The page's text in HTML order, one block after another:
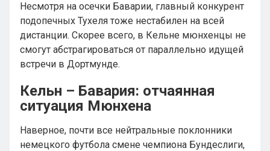
Несмотря на осечки Баварии, главный конкурент
подопечных Тухеля тоже нестабилен на всей
дистанции. Скорее всего, в Кельне мюнхенцы не
смогут абстрагироваться от параллельно идущей
встречи в Дортмунде.
Кельн – Бавария: отчаянная
ситуация Мюнхена
Наверное, почти все нейтральные поклонники
немецкого футбола смене чемпиона Бундеслиги,